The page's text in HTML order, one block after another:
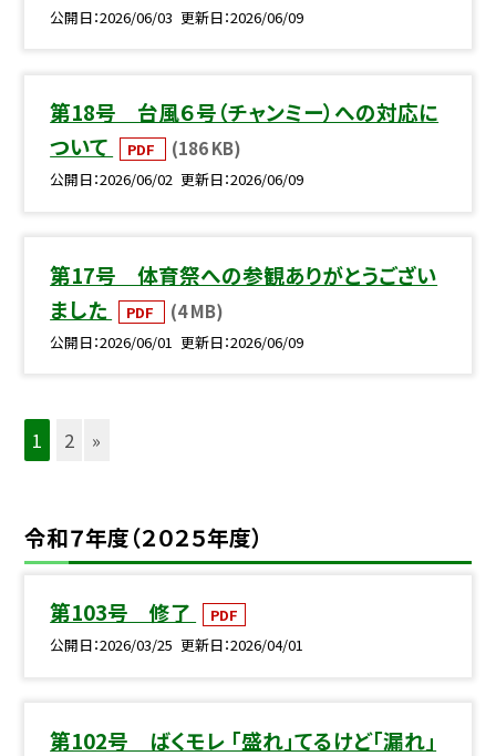
公開日 2026/06/03 更新日 2026/06/09
第18号 台風６号（チャンミー）への対応に
ついて
PDF (186 KB)
公開日 2026/06/02 更新日 2026/06/09
第17号 体育祭への参観ありがとうござい
ました
PDF (4 MB)
公開日 2026/06/01 更新日 2026/06/09
1 2 »
令和７年度（２０２５年度）
第103号 修了
PDF
公開日 2026/03/25 更新日 2026/04/01
第102号 ばくモレ 「盛れ」てるけど「漏れ」